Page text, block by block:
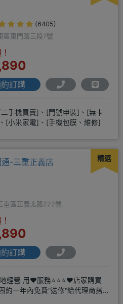
(6405)
區東門路三段7號
訂購
手機買賣]、[門號申裝]、[無卡
[小米家電]、[手機包膜、維修]
精選
-三重正義店
重區正義北路222號
訂購
地經營 用❤️服務⭐⭐⭐❤️店家購買
約一年內免費"送修"給代理商搭